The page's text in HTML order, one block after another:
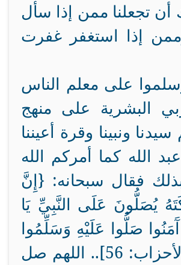
أن تجعلنا ممن إذا سأل
إذا استغفر غفرت
على معلم الناس
البشرية على منهج
سيدنا ونبينا وقرة أعيننا
الله كما أمركم الله
فقال سبحانه: {إِنَّ
يُصَلُّونَ عَلَى النَّبِيِّ يَا
آَمَنُوا صَلُّوا عَلَيْهِ وَسَلِّمُوا
تَسْلِيمًا} [الأحزاب: 56].. اللهم صل